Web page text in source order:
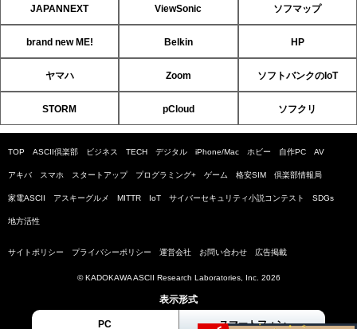
JAPANNEXT ViewSonic ソフマップ
brand new ME! Belkin HP
ヤマハ Zoom ソフトバンクのIoT
STORM pCloud ソフクリ
TOP ASCII倶楽部 ビジネス TECH デジタル iPhone/Mac ホビー 自作PC AV
アキバ スマホ スタートアップ プログラミング+ ゲーム 格安SIM 倶楽部情報局
家電ASCII アスキーグルメ MITTR IoT サイバーセキュリティ小説コンテスト SDGs
地方活性
サイトポリシー プライバシーポリシー 運営会社 お問い合わせ 広告掲載
© KADOKAWA ASCII Research Laboratories, Inc. 2026
表示形式
PC スマートフォン